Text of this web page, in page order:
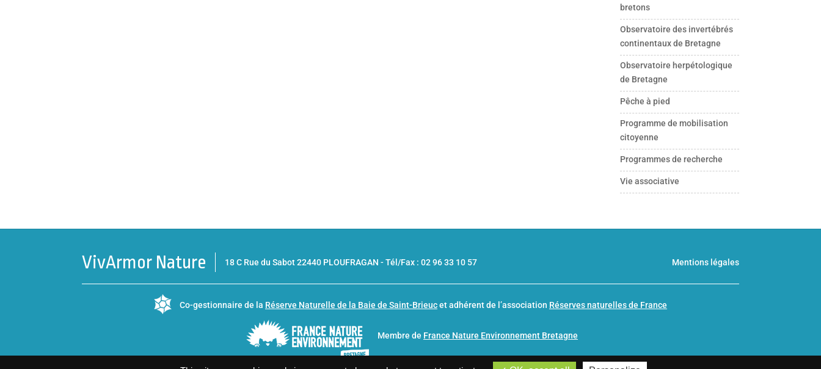
bretons
Observatoire des invertébrés
continentaux de Bretagne
Observatoire herpétologique
de Bretagne
Pêche à pied
Programme de mobilisation
citoyenne
Programmes de recherche
Vie associative
VivArmor Nature 18 C Rue du Sabot 22440 PLOUFRAGAN -Tél/Fax : 02 96 33 10 57 Mentions légales
Co-gestionnaire de la Réserve Naturelle de la Baie de Saint-Brieucet adhérent de l’association Réserves naturelles de France
Membre de France Nature Environnement Bretagne